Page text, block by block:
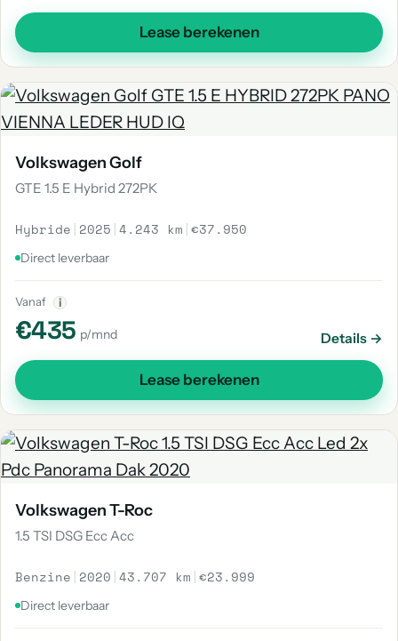
Lease berekenen
Volkswagen Golf
GTE 1.5 E Hybrid 272PK
Hybride | 2025 |4.243 km |€37.950
Direct leverbaar
Vanaf i
€435 p/mnd Details →
Lease berekenen
Volkswagen T-Roc
1.5 TSI DSG Ecc Acc
Benzine | 2020 |43.707 km |€23.999
Direct leverbaar